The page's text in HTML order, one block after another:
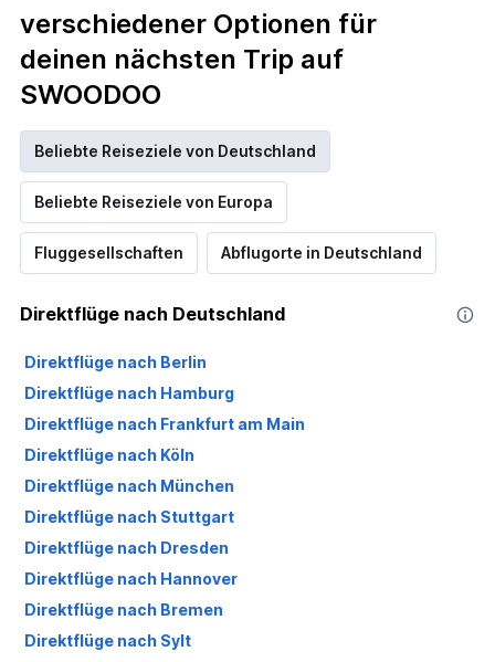
verschiedener Optionen für
deinen nächsten Trip auf
SWOODOO
Beliebte Reiseziele von Deutschland
Beliebte Reiseziele von Europa
Fluggesellschaften Abflugorte in Deutschland
Direktflüge nach Deutschland
Direktflüge nach Berlin
Direktflüge nach Hamburg
Direktflüge nach Frankfurt am Main
Direktflüge nach Köln
Direktflüge nach München
Direktflüge nach Stuttgart
Direktflüge nach Dresden
Direktflüge nach Hannover
Direktflüge nach Bremen
Direktflüge nach Sylt